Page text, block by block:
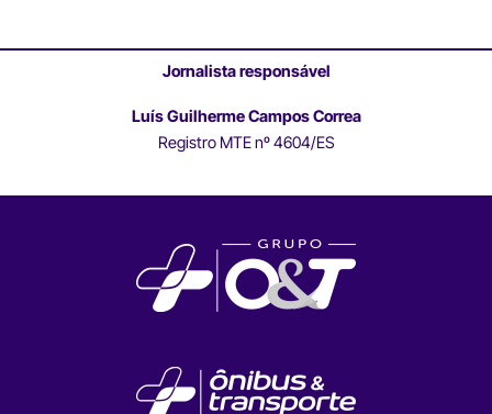
Jornalista responsável
Luís Guilherme Campos Correa
Registro MTE nº 4604/ES